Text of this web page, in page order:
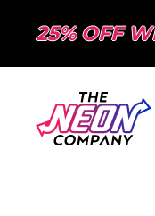
25% OFF